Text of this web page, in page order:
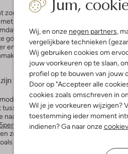
Wij, en onze negen partners,
vergelijkbare technieken
Wij gebruiken cookies om
jouw voorkeuren op te slaan,
profiel op te bouwen van jouw
Door op "Accepteer alle
cookies zoals omschreven in
Wil je je voorkeuren wijzigen?
toestemming ieder moment
indienen? Ga naar onze
zorgt Omoda ervoor dat afgekeurde
fabrieksfoutjes of andere defecten
we jou uiteraard de allerbeste
gooien. Hier is waar 95percent ons te
en laat ze herstellen. Hiervoor werkt
die deze schoenen opknappen
werk gaat
de afgekeurde schoenen ophalen
onder meer de soort klacht en
naar de schoenmakers gebracht en
. Hier wordt er aan de
zo goed als nieuw zijn, lichte of
een vlekje of een verschil in kleur.